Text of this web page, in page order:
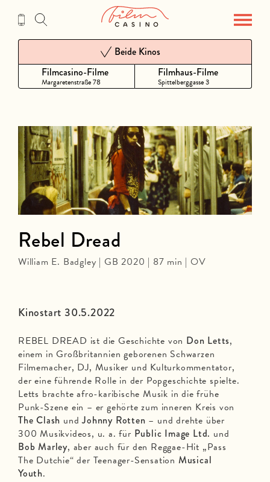
Inhalt
Filmcasino-Filme
Margaretenstraße 78
Beide Kinos
Filmhaus-Filme
Spittelberggasse 3
Kinostart 30.5.2022
REBEL DREAD ist die Geschichte von Don Letts,
einem in Großbritannien geborenen Schwarzen
Filmemacher, DJ, Musiker und Kulturkommentator,
der eine führende Rolle in der Popgeschichte spielte.
Letts brachte afro-karibische Musik in die frühe
Punk-Szene ein – er gehörte zum inneren Kreis von
The Clash undJohnny Rotten – und drehte über
300 Musikvideos, u. a. für Public Image Ltd. und
Bob Marley, aber auch für den Reggae-Hit „Pass
The Dutchie“ der Teenager-Sensation Musical
Youth.
Rebel Dread
William E. Badgley | GB 2020 | 87 min | OV